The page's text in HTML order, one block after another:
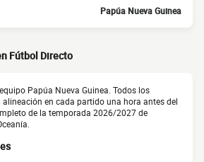
Papúa Nueva Guinea
Fútbol Directo
Papúa Nueva Guinea. Todos los
en cada partido una hora antes del
de la temporada 2026/2027 de